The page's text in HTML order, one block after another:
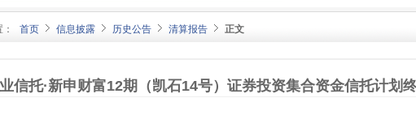
首页 信息披露 历史公告 清算报告 正文
信托·新申财富12期（凯石14号）证券投资集合资金信托计划